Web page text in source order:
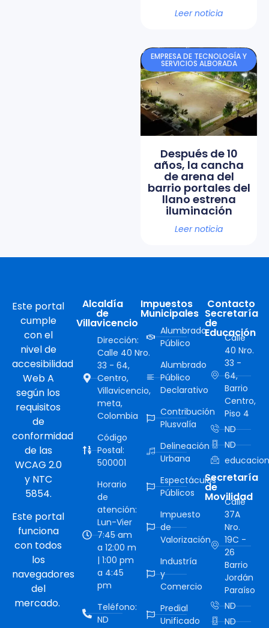
Leer noticia
EMPRESA DE TECNOLOGÍA Y
SERVICIOS ALBORADA
Después de 10
años, la cancha
de arena del
barrio portales del
llano estrena
iluminación
Leer noticia
Este portal
cumple
con el
nivel de
accesibilidad
Web A
según los
requisitos
de
conformidad
de las
WCAG 2.0
y NTC
5854.
Este portal
funciona
con todos
los
navegadores
del
mercado.
Alcaldía
de
Villavicencio
Dirección:
Calle 40 Nro.
33 - 64,
Centro,
Villavicencio,
meta,
Colombia
Código
Postal:
500001
Horario
de
atención:
Lun-Vier
7:45 am
a 12:00 m
| 1:00 pm
a 4:45
pm
Teléfono:
ND
Impuestos
Municipales
Alumbrado
Público
Alumbrado
Público
Declarativo
Contribución
Plusvalía
Delineación
Urbana
Espectáculos
Públicos
Impuesto
de
Valorización
Industría
y
Comercio
Predial
Unificado
Contacto
Secretaría
de
Educación
Calle
40 Nro.
33 -
64,
Barrio
Centro,
Piso 4
ND
ND
Secretaría
de
Movilidad
Calle
37A
Nro.
19C -
26
Barrio
Jordán
Paraíso
ND
ND